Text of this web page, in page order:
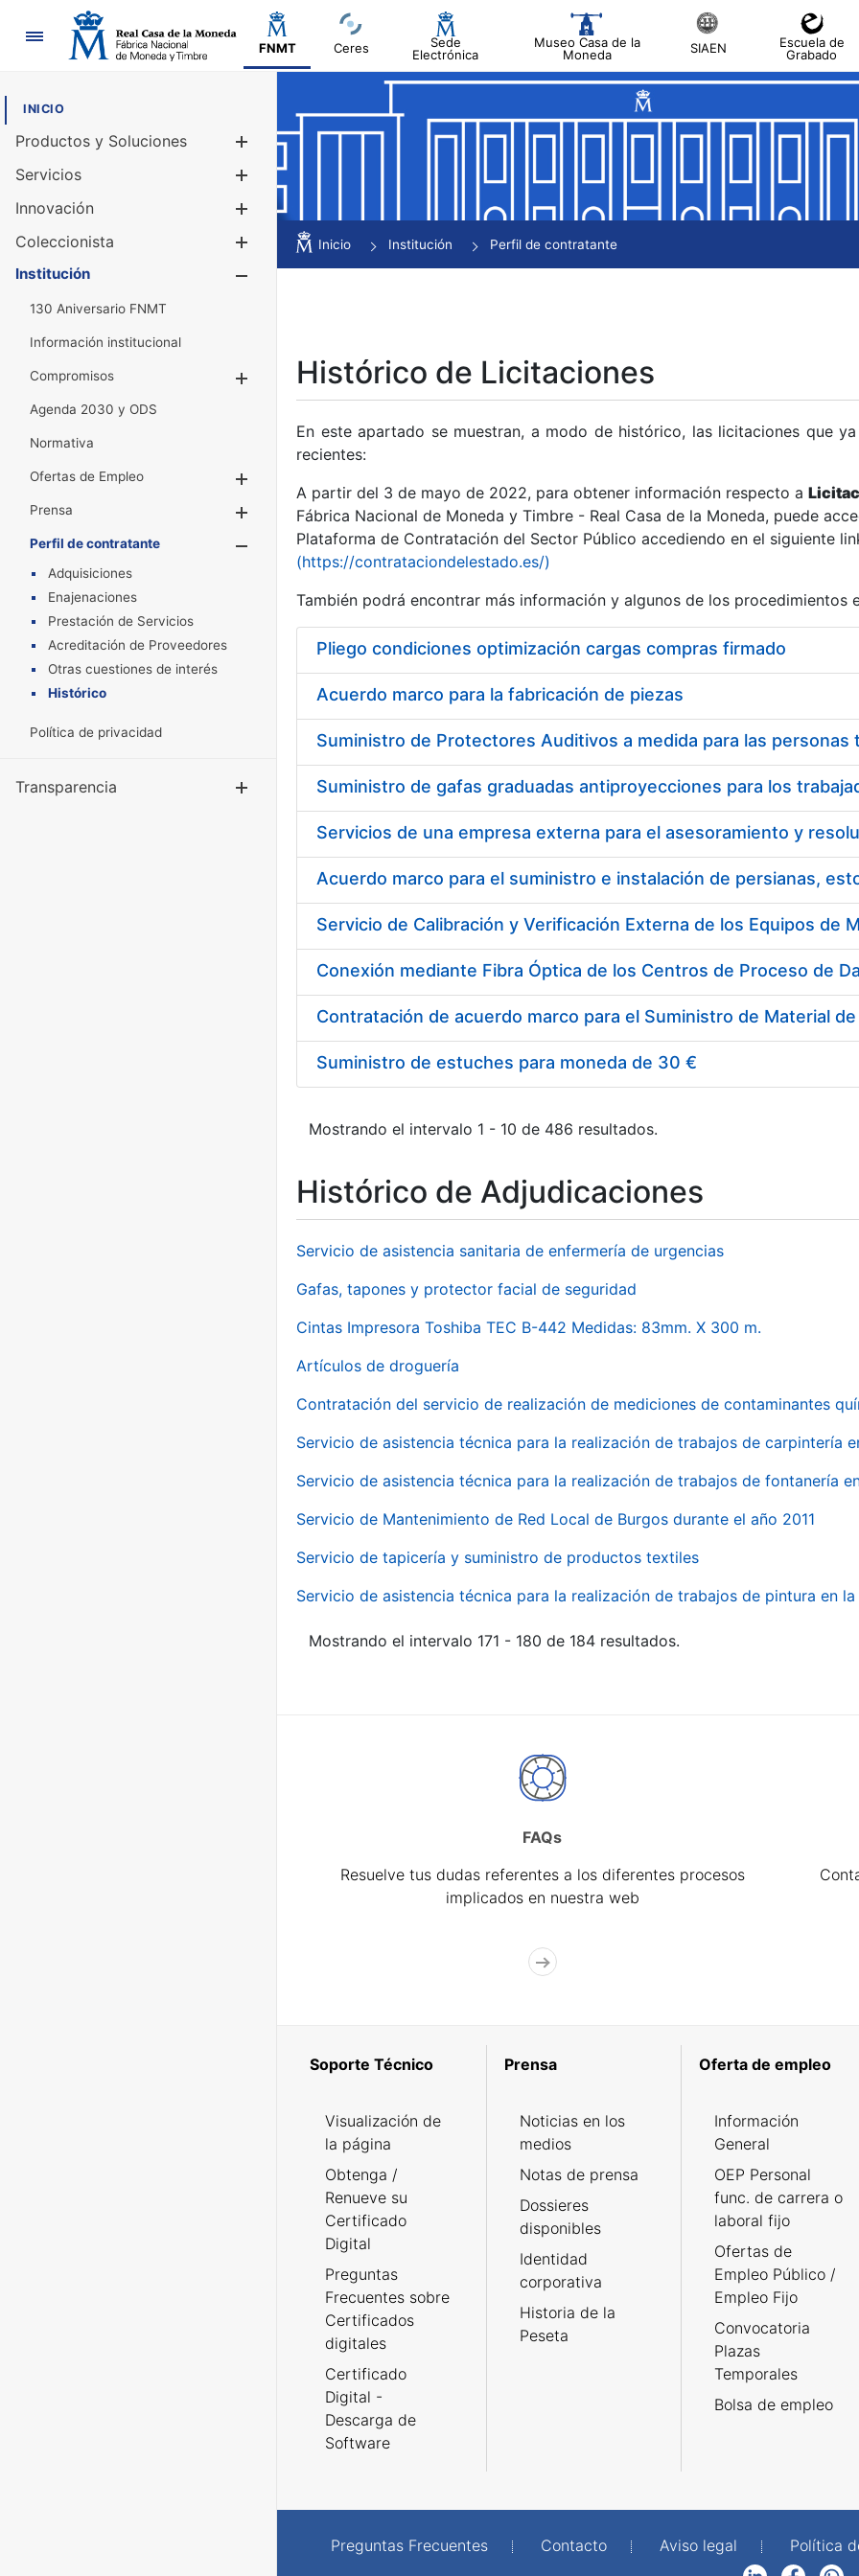
Navegación
FNMT Ceres
Sede
Electrónica
Museo Casa de la
Moneda
SIAEN
Escuela de
Grabado
INICIO
Productos y Soluciones
Mostrar/Ocultar
Servicios
Innovación
Coleccionista
Mostrar/Ocultar
Institución
130 Aniversario FNMT
Información institucional
Compromisos
Mostrar/Ocultar
Agenda 2030 y ODS
Normativa
Ofertas de Empleo
Prensa
Mostrar/Ocultar
Perfil de contratante
Mostrar/Ocultar
Adquisiciones
Enajenaciones
Prestación de Servicios
Acreditación de Proveedores
Otras cuestiones de interés
Histórico
Política de privacidad
Transparencia Mostrar/Ocultar
Inicio Institución Perfil de contratante
Histórico de Licitaciones
En este apartado se muestran, a modo de histórico, las licitaciones que
recientes:
A partir del 3 de mayo de 2022, para obtener información respecto a
Fábrica Nacional de Moneda y Timbre - Real Casa de la Moneda, puede
Plataforma de Contratación del Sector Público accediendo en el siguiente
(https://contrataciondelestado.es/)
También podrá encontrar más información y algunos de los procedimientos
Pliego condiciones optimización cargas compras firmado
Acuerdo marco para la fabricación de piezas
Acuerdo marco para el suministro e instalación de persianas,
Suministro de estuches para moneda de 30 €
Mostrando el intervalo 1 - 10 de 486 resultados.
Histórico de Adjudicaciones
Servicio de asistencia sanitaria de enfermería de urgencias
Gafas, tapones y protector facial de seguridad
Cintas Impresora Toshiba TEC B-442 Medidas: 83mm. X 300 m.
Artículos de droguería
Contratación del servicio de realización de mediciones de contaminantes
Servicio de asistencia técnica para la realización de trabajos de carpintería
Servicio de asistencia técnica para la realización de trabajos de fontanería
Servicio de Mantenimiento de Red Local de Burgos durante el año 2011
Servicio de tapicería y suministro de productos textiles
Servicio de asistencia técnica para la realización de trabajos de pintura en
Mostrando el intervalo 171 - 180 de 184 resultados.
FAQs
Resuelve tus dudas referentes a los diferentes procesos
implicados en nuestra web
Soporte Técnico
Visualización de
la página
Obtenga /
Renueve su
Certificado
Digital
Preguntas
Frecuentes sobre
Certificados
digitales
Certificado
Digital -
Descarga de
Software
Prensa
Noticias en los
medios
Notas de prensa
Dossieres
disponibles
Identidad
corporativa
Historia de la
Peseta
Oferta de empleo
Información
General
OEP Personal
func. de carrera o
laboral fijo
Ofertas de
Empleo Público /
Empleo Fijo
Convocatoria
Plazas
Temporales
Bolsa de empleo
Preguntas Frecuentes Contacto Aviso legal Política